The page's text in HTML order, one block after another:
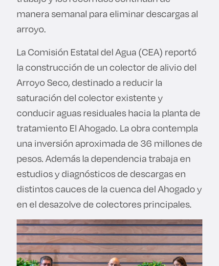
manera semanal para eliminar descargas al
arroyo.
La Comisión Estatal del Agua (CEA) reportó
la construcción de un colector de alivio del
Arroyo Seco, destinado a reducir la
saturación del colector existente y
conducir aguas residuales hacia la planta de
tratamiento El Ahogado. La obra contempla
una inversión aproximada de 36 millones de
pesos. Además la dependencia trabaja en
estudios y diagnósticos de descargas en
distintos cauces de la cuenca del Ahogado y
en el desazolve de colectores principales.